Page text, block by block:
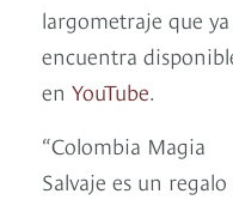
largometraje que ya
encuentra
en YouTube.
“Colombia Magia
Salvaje es un regalo